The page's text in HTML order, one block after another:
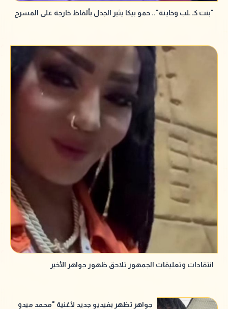
"بنت كـ ـلب وخاينة".. حمو بيكا يثير الجدل بألفاظ خارجة على المسرح
انتقادات وتعليقات الجمهور تلاحق ظهور جواهر الأخير
جواهر تظهر بفيديو جديد لأغنية "محمد ميدو